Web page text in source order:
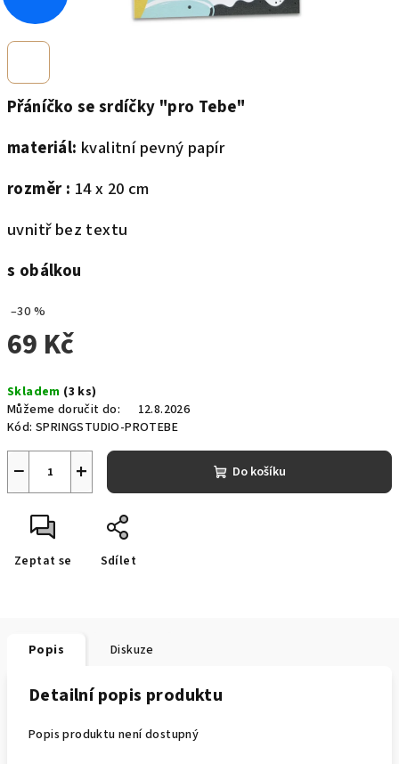
Přáníčko se srdíčky "pro Tebe"
materiál: kvalitní pevný papír
rozměr : 14 x 20 cm
uvnitř bez textu
s obálkou
–30 %
69 Kč
cena:
Skladem (3 ks)
Můžeme doručit do:
12.8.2026
Kód: SPRINGSTUDIO-PROTEBE
+
− Do košíku
Zeptat se Sdílet
Popis Diskuze
Detailní popis produktu
Popis produktu není dostupný